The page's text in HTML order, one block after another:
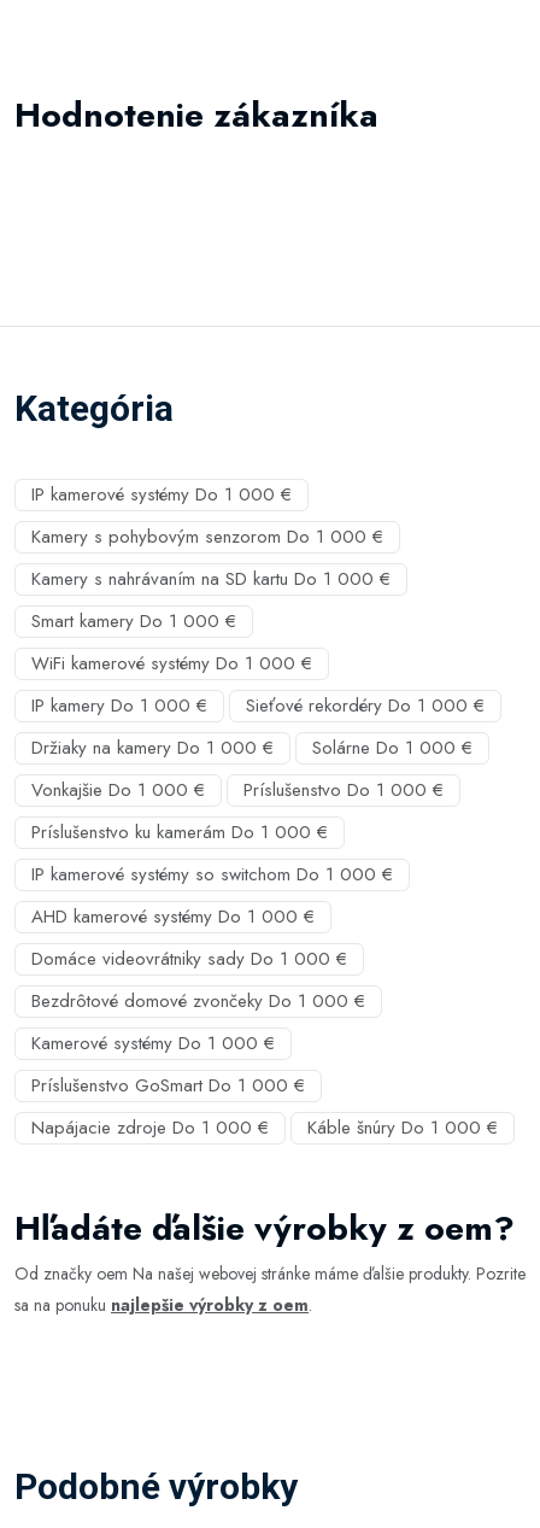
Hodnotenie zákazníka
Kategória
IP kamerové systémy Do 1 000 €
Kamery s pohybovým senzorom Do 1 000 €
Kamery s nahrávaním na SD kartu Do 1 000 €
Smart kamery Do 1 000 €
WiFi kamerové systémy Do 1 000 €
IP kamery Do 1 000 €
Sieťové rekordéry Do 1 000 €
Držiaky na kamery Do 1 000 €
Solárne Do 1 000 €
Vonkajšie Do 1 000 €
Príslušenstvo Do 1 000 €
Príslušenstvo ku kamerám Do 1 000 €
IP kamerové systémy so switchom Do 1 000 €
AHD kamerové systémy Do 1 000 €
Domáce videovrátniky sady Do 1 000 €
Bezdrôtové domové zvončeky Do 1 000 €
Kamerové systémy Do 1 000 €
Príslušenstvo GoSmart Do 1 000 €
Napájacie zdroje Do 1 000 €
Káble šnúry Do 1 000 €
Hľadáte ďalšie výrobky z oem?
Od značky oem Na našej webovej stránke máme ďalšie produkty. Pozrite
sa na ponuku najlepšie výrobky z oem.
Podobné výrobky